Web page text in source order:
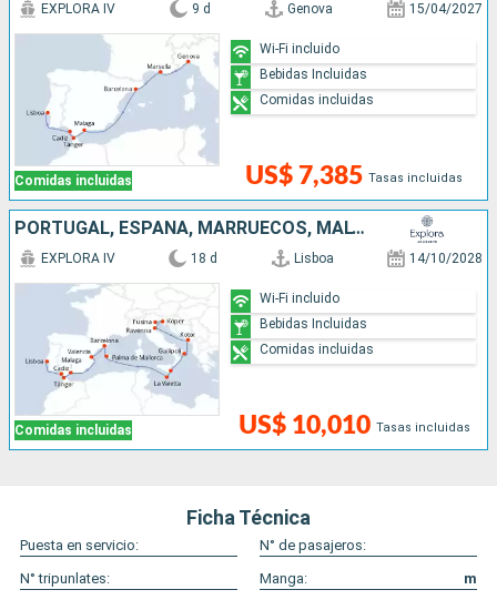
Comidas incluidas
EXPLORA IV 9 d Genova 15/04/2027
US$ 7,385 Tasas incluidas
Wi-Fi incluido
Bebidas Incluidas
Comidas incluidas
PORTUGAL, ESPAÑA, MARRUECOS, MALTA, ITALIA, MONTENEGRO, ESLOVENIA
Comidas incluidas
EXPLORA IV 18 d Lisboa 14/10/2028
US$ 10,010 Tasas incluidas
Wi-Fi incluido
Bebidas Incluidas
Comidas incluidas
Ficha Técnica
Puesta en servicio:
N° de pasajeros:
N° tripunlates:
Manga:
m